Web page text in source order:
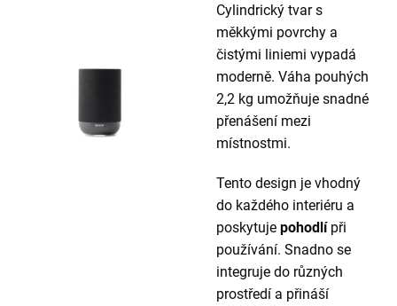
Cylindrický tvar s
měkkými povrchy a
čistými liniemi vypadá
moderně. Váha pouhých
2,2 kg umožňuje snadné
přenášení mezi
místnostmi.
Tento design je vhodný
do každého interiéru a
poskytuje pohodlípři
používání. Snadno se
integruje do různých
prostředí a přináší